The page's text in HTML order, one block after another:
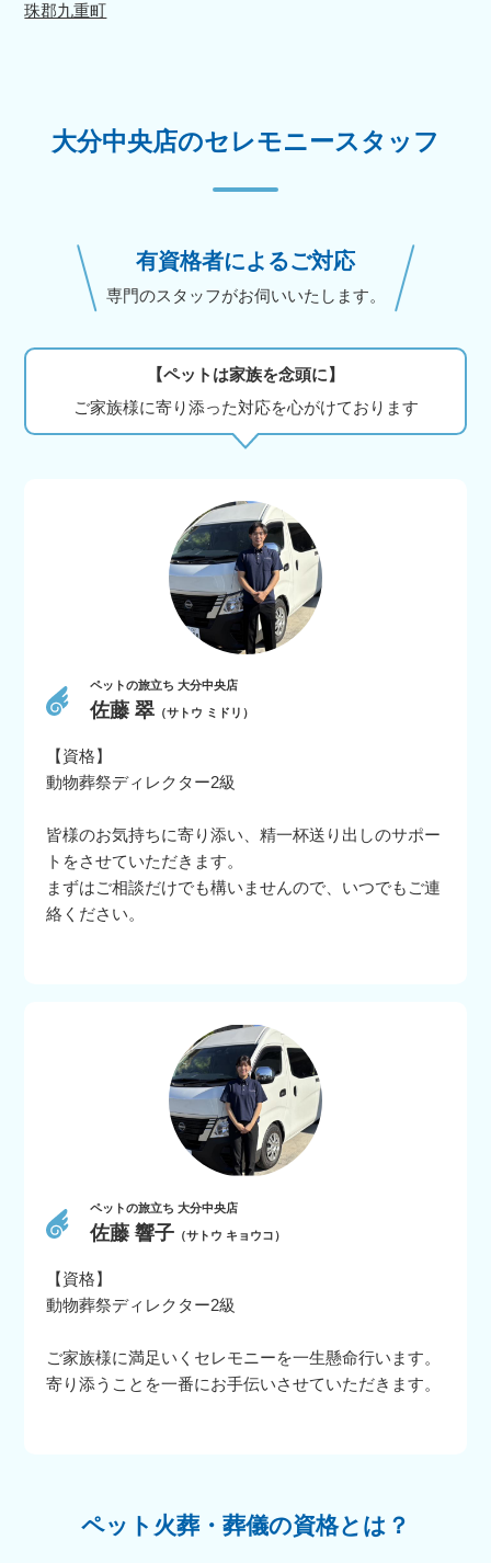
珠郡九重町
大分中央店のセレモニースタッフ
有資格者によるご対応
専門のスタッフがお伺いいたします。
【ペットは家族を念頭に】
ご家族様に寄り添った対応を心がけております
ペットの旅立ち 大分中央店
佐藤 翠 （サトウ ミドリ）
【資格】
動物葬祭ディレクター2級
皆様のお気持ちに寄り添い、精一杯送り出しのサポー
トをさせていただきます。
まずはご相談だけでも構いませんので、いつでもご連
絡ください。
ペットの旅立ち 大分中央店
佐藤 響子 （サトウ キョウコ）
【資格】
動物葬祭ディレクター2級
ご家族様に満足いくセレモニーを一生懸命行います。
寄り添うことを一番にお手伝いさせていただきます。
ペット火葬・葬儀の資格とは？